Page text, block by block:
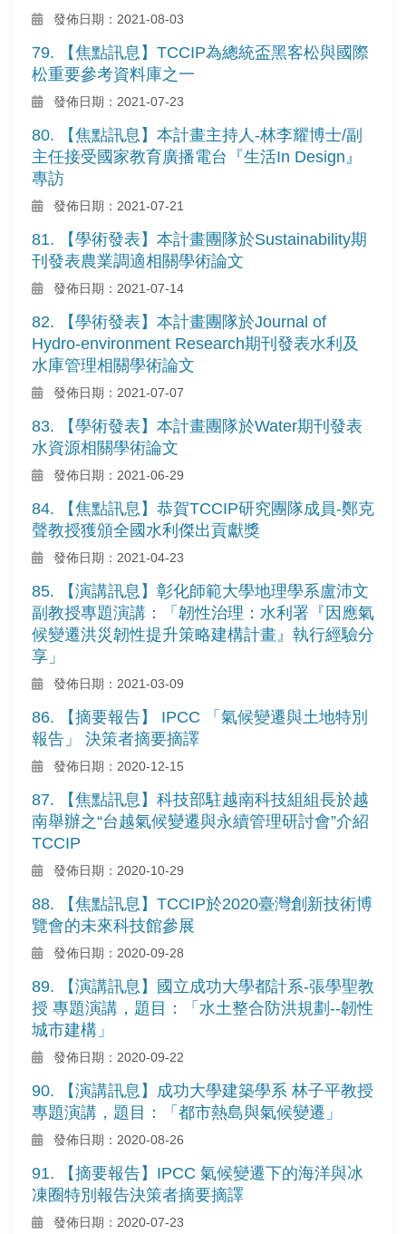
發佈日期：2021-08-03
79. 【焦點訊息】TCCIP為總統盃黑客松與國際
松重要參考資料庫之一
發佈日期：2021-07-23
80. 【焦點訊息】本計畫主持人-林李耀博士/副
主任接受國家教育廣播電台『生活In Design』
專訪
發佈日期：2021-07-21
81. 【學術發表】本計畫團隊於Sustainability期
刊發表農業調適相關學術論文
發佈日期：2021-07-14
82. 【學術發表】本計畫團隊於Journal of
Hydro-environment Research期刊發表水利及
水庫管理相關學術論文
發佈日期：2021-07-07
83. 【學術發表】本計畫團隊於Water期刊發表
水資源相關學術論文
發佈日期：2021-06-29
84. 【焦點訊息】恭賀TCCIP研究團隊成員-鄭克
聲教授獲頒全國水利傑出貢獻獎
發佈日期：2021-04-23
85. 【演講訊息】彰化師範大學地理學系盧沛文
副教授專題演講：「韌性治理：水利署『因應氣
候變遷洪災韌性提升策略建構計畫』執行經驗分
享」
發佈日期：2021-03-09
86. 【摘要報告】 IPCC 「氣候變遷與土地特別
報告」 決策者摘要摘譯
發佈日期：2020-12-15
87. 【焦點訊息】科技部駐越南科技組組長於越
南舉辦之“台越氣候變遷與永續管理研討會”介紹
TCCIP
發佈日期：2020-10-29
88. 【焦點訊息】TCCIP於2020臺灣創新技術博
覽會的未來科技館參展
發佈日期：2020-09-28
89. 【演講訊息】國立成功大學都計系-張學聖教
授 專題演講，題目：「水土整合防洪規劃--韌性
城市建構」
發佈日期：2020-09-22
90. 【演講訊息】成功大學建築學系 林子平教授
專題演講，題目：「都市熱島與氣候變遷」
發佈日期：2020-08-26
91. 【摘要報告】IPCC 氣候變遷下的海洋與冰
凍圈特別報告決策者摘要摘譯
發佈日期：2020-07-23